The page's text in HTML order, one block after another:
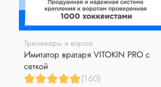
Тренажеры и ворота
Имитатор вратаря VITOKIN PRO с
сеткой
(160)